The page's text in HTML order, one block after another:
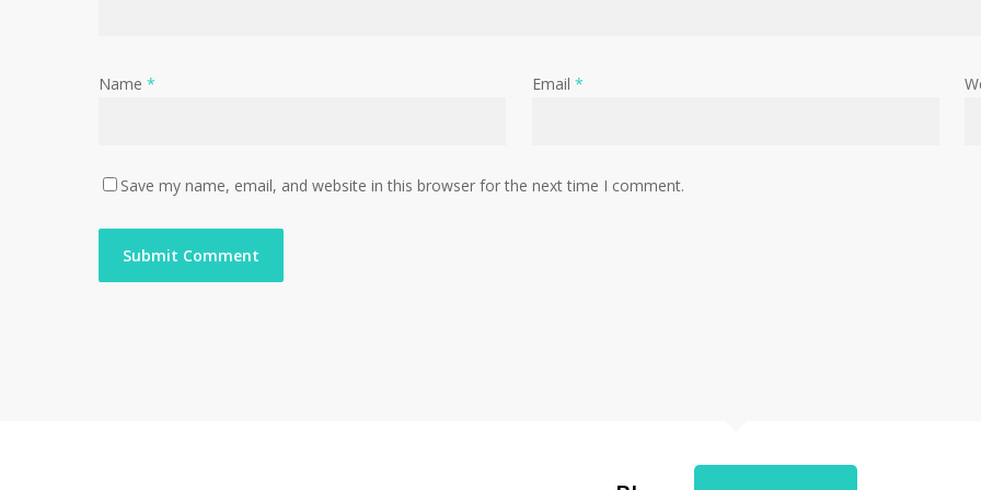
Name * Email *
Save my name, email, and website in this browser for the next time I comment.